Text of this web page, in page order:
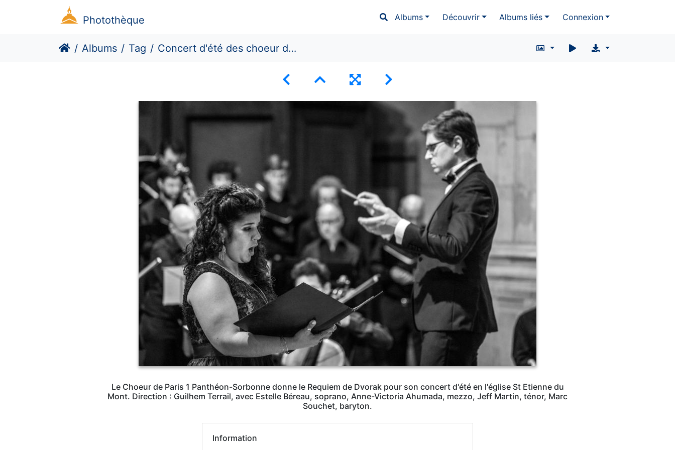
Photothèque Albums Découvrir Albums liés Connexion
Albums Tag Concert d'été des choeur de Paris 1
Le Choeur de Paris 1 Panthéon-Sorbonne donne le Requiem de Dvorak pour son concert d'été en l'église St Etienne du
Mont. Direction : Guilhem Terrail, avec Estelle Béreau, soprano, Anne-Victoria Ahumada, mezzo, Jeff Martin, ténor, Marc
Souchet, baryton.
Information